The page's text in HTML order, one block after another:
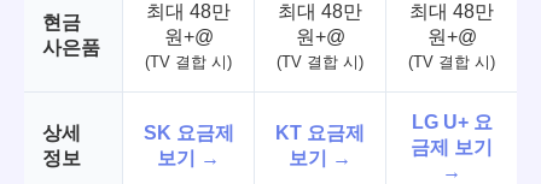
현금
사은품
최대 48만
원+@
(TV 결합 시)
최대 48만
원+@
(TV 결합 시)
최대 48만
원+@
(TV 결합 시)
상세
정보
SK 요금제
보기 →
KT 요금제
보기 →
LG U+ 요
금제 보기
→